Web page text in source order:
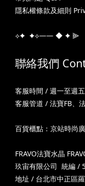
隱私權條款及細則
⟡✦ ✦⟡—— ◆ ✦ ⫸
聯絡我們
客服時間 / 週一至週
客服管道 / 法寶FB、
百貨櫃點：京站時尚
FRAVO法寶水晶
玖宙有限公司 統編 /
地址 / 台北市中正區